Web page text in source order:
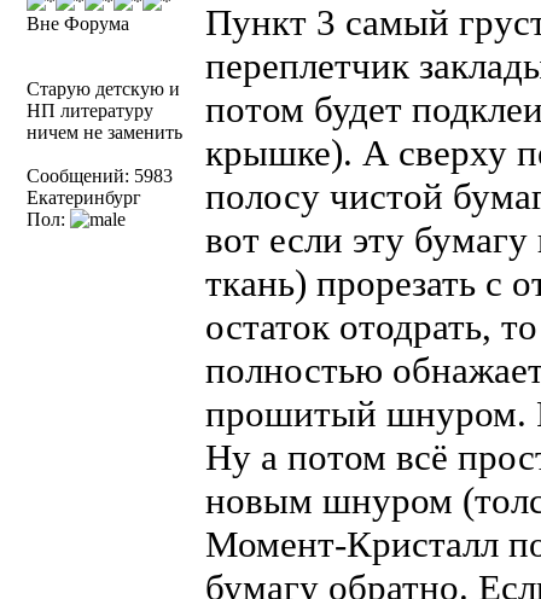
Вне Форума
Старую детскую и
НП литературу
ничем не заменить
Сообщений: 5983
Екатеринбург
Пол:
Пункт 3 самый
переплетчик
потом будет
крышке). А сверху
полосу чистой
вот если эту
ткань) прорезать с
остаток отодрать,
полностью
прошитый шнуром.
Ну а потом всё
новым шнуром
Момент-Кристалл
бумагу обратно.